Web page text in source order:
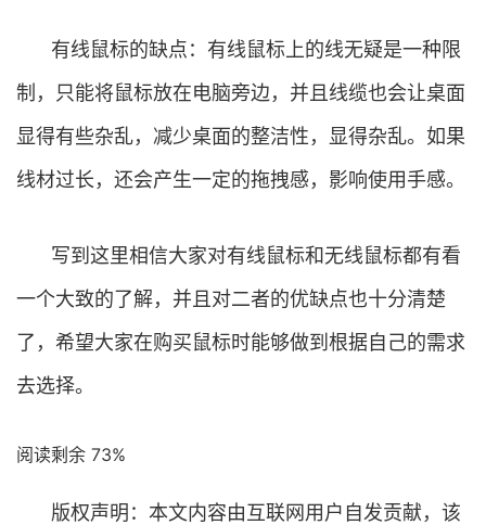
有线鼠标的缺点：有线鼠标上的线无疑是一种限
制，只能将鼠标放在电脑旁边，并且线缆也会让桌面
显得有些杂乱，减少桌面的整洁性，显得杂乱。如果
线材过长，还会产生一定的拖拽感，影响使用手感。
写到这里相信大家对有线鼠标和无线鼠标都有看
一个大致的了解，并且对二者的优缺点也十分清楚
了，希望大家在购买鼠标时能够做到根据自己的需求
去选择。
阅读剩余 73%
版权声明：本文内容由互联网用户自发贡献，该